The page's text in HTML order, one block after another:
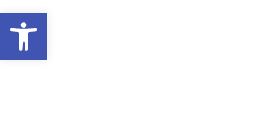
Abrir barra de herramientas